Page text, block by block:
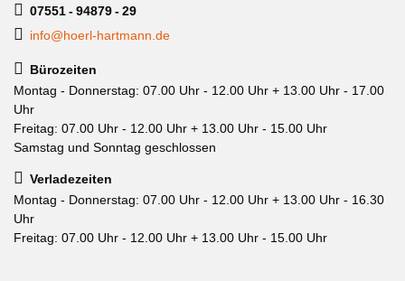
07551 - 94879 - 29
info@hoerl-hartmann.de
Bürozeiten
Montag - Donnerstag: 07.00 Uhr - 12.00 Uhr + 13.00 Uhr - 17.00
Uhr
Freitag: 07.00 Uhr - 12.00 Uhr + 13.00 Uhr - 15.00 Uhr
Samstag und Sonntag geschlossen
Verladezeiten
Montag - Donnerstag: 07.00 Uhr - 12.00 Uhr + 13.00 Uhr - 16.30
Uhr
Freitag: 07.00 Uhr - 12.00 Uhr + 13.00 Uhr - 15.00 Uhr